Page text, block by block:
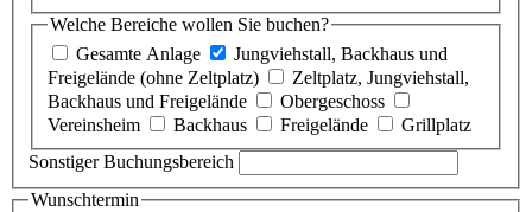
Welche Bereiche wollen Sie buchen?
Gesamte Anlage
Jungviehstall, Backhaus und
Freigelände (ohne Zeltplatz)
Zeltplatz, Jungviehstall,
Backhaus und Freigelände
Obergeschoss
Vereinsheim
Backhaus Freigelände
Grillplatz
Sonstiger Buchungsbereich
Wunschtermin